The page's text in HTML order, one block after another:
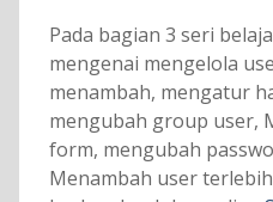
Pada bagian 3 seri
mengenai mengelola
menambah, mengatur
mengubah group user,
form, mengubah
Menambah user